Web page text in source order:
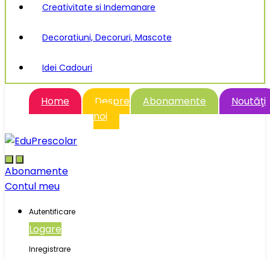
Creativitate si Indemanare
Decoratiuni, Decoruri, Mascote
Idei Cadouri
Home
Despre
noi
Abonamente Noutăţi
Abonamente
Contul meu
Autentificare
Logare
Inregistrare